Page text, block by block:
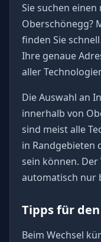
Sie suchen
Oberschönegg?
finden Sie
Ihre genaue
aller
Die Auswahl an
innerhalb von
sind meist alle
in Randgebieten
sein können.
automatisch nur
Tipps für
Beim Wechsel